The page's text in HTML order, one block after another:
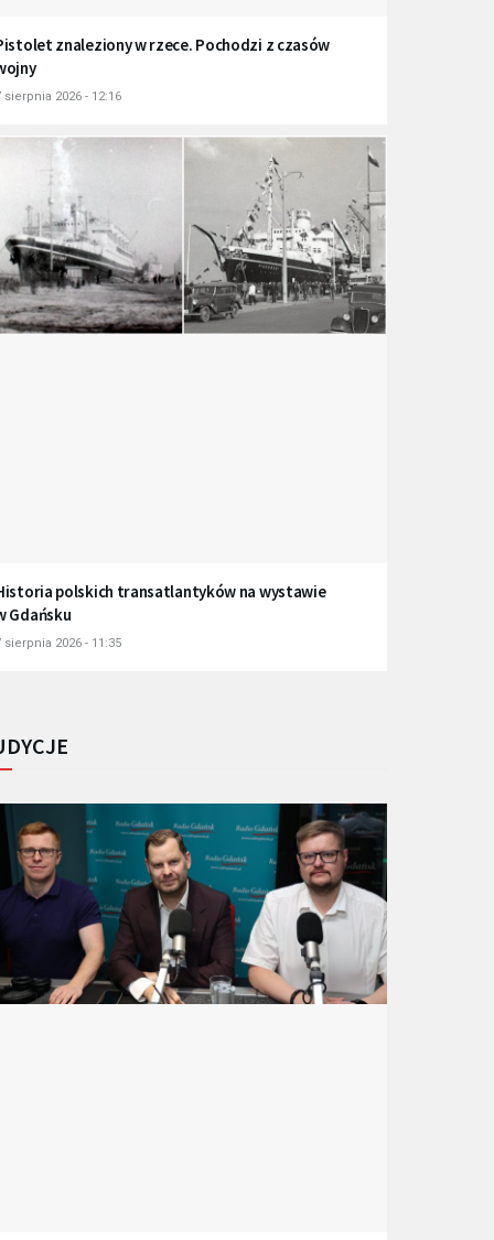
znaleziony w rzece. Pochodzi z czasów
sierpnia 2026 - 12:16
polskich transatlantyków na wystawie
Gdańsku
sierpnia 2026 - 11:35